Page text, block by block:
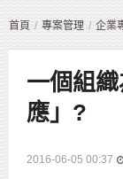
首頁 專案管理 企業
一個組
應」?
2016-06-05 00:37